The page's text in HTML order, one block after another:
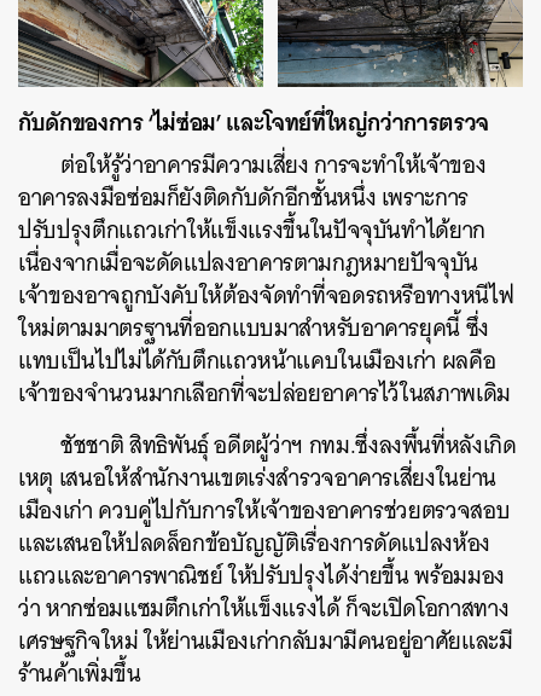
กับดักของการ ‘ไม่ซ่อม’ และโจทย์ที่ใหญ่กว่าการตรวจ
ต่อให้รู้ว่าอาคารมีความเสี่ยง การจะทำให้เจ้าของ
อาคารลงมือซ่อมก็ยังติดกับดักอีกชั้นหนึ่ง เพราะการ
ปรับปรุงตึกแถวเก่าให้แข็งแรงขึ้นในปัจจุบันทำได้ยาก
เนื่องจากเมื่อจะดัดแปลงอาคารตามกฎหมายปัจจุบัน
เจ้าของอาจถูกบังคับให้ต้องจัดทำที่จอดรถหรือทางหนีไฟ
ใหม่ตามมาตรฐานที่ออกแบบมาสำหรับอาคารยุคนี้ ซึ่ง
แทบเป็นไปไม่ได้กับตึกแถวหน้าแคบในเมืองเก่า ผลคือ
เจ้าของจำนวนมากเลือกที่จะปล่อยอาคารไว้ในสภาพเดิม
ชัชชาติ สิทธิพันธุ์ อดีตผู้ว่าฯ กทม.ซึ่งลงพื้นที่หลังเกิด
เหตุ เสนอให้สำนักงานเขตเร่งสำรวจอาคารเสี่ยงในย่าน
เมืองเก่า ควบคู่ไปกับการให้เจ้าของอาคารช่วยตรวจสอบ
และเสนอให้ปลดล็อกข้อบัญญัติเรื่องการดัดแปลงห้อง
แถวและอาคารพาณิชย์ ให้ปรับปรุงได้ง่ายขึ้น พร้อมมอง
ว่า หากซ่อมแซมตึกเก่าให้แข็งแรงได้ ก็จะเปิดโอกาสทาง
เศรษฐกิจใหม่ ให้ย่านเมืองเก่ากลับมามีคนอยู่อาศัยและมี
ร้านค้าเพิ่มขึ้น